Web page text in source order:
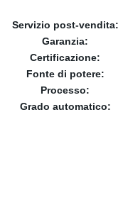
Servizio post-vendita:
Garanzia:
Certificazione:
Fonte di potere:
Processo:
Grado automatico: